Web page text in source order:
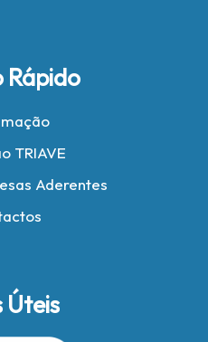
Rápido
TRIAVE
Aderentes
Úteis